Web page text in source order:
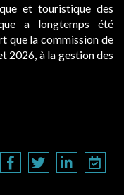
et touristique des
a longtemps été
que la commission de
2026, à la gestion des